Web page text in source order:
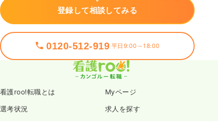
登録して相談してみる
0120-512-919 平日9:00～18:00
看護roo!転職とは Myページ
選考状況 求人を探す